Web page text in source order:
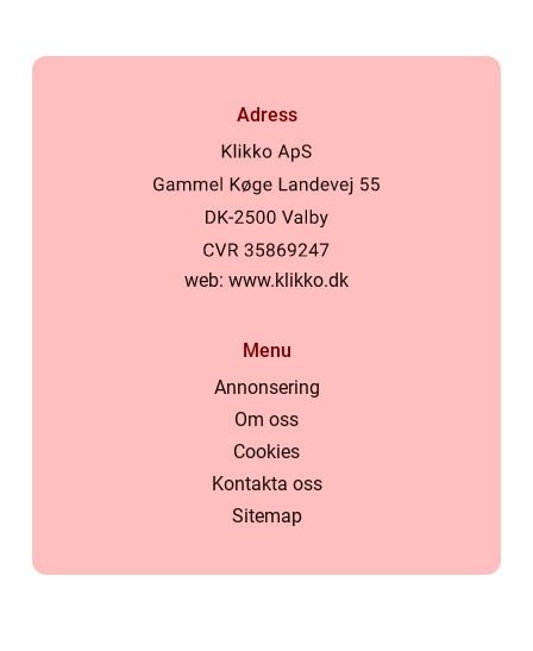
Adress
web: www.klikko.dk
Menu
Annonsering
Om oss
Cookies
Kontakta oss
Sitemap